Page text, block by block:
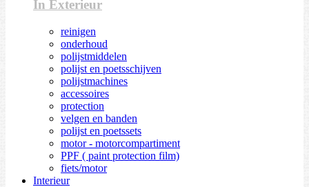
In Exterieur
reinigen
onderhoud
polijstmiddelen
polijst en poetsschijven
polijstmachines
accessoires
protection
velgen en banden
polijst en poetssets
motor - motorcompartiment
PPF ( paint protection film)
fiets/motor
Interieur